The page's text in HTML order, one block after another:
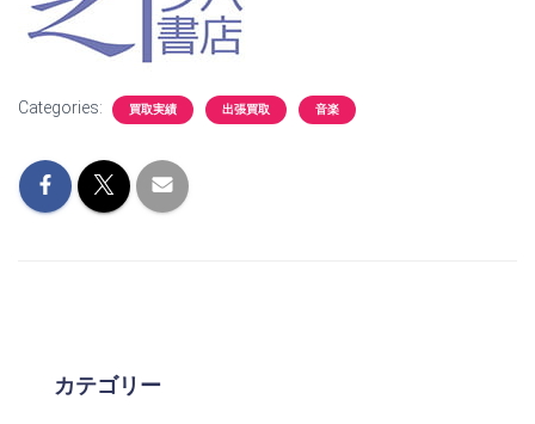
Categories: 買取実績 出張買取 音楽
カテゴリー